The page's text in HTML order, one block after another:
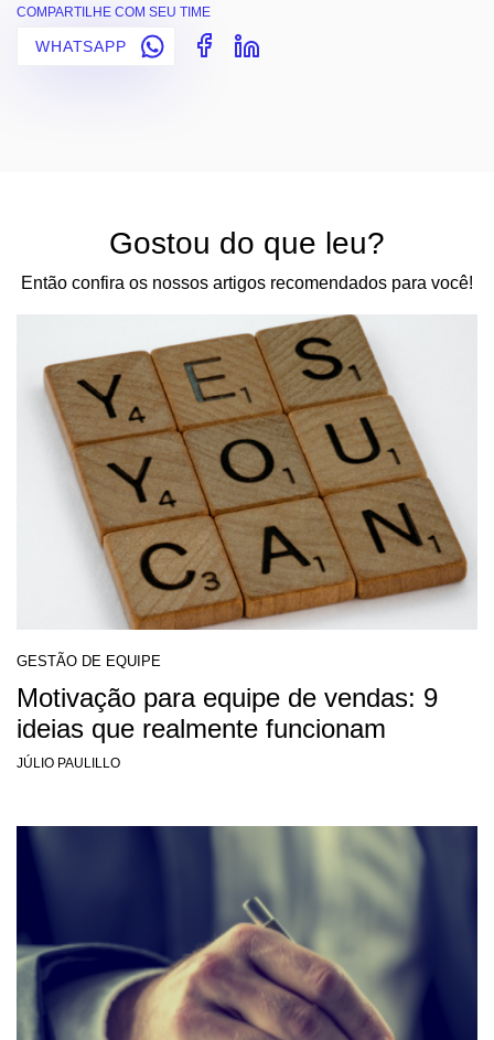
COMPARTILHE COM SEU TIME
WHATSAPP
Gostou do que leu?
Então confira os nossos artigos recomendados para você!
GESTÃO DE EQUIPE
Motivação para equipe de vendas: 9
ideias que realmente funcionam
JÚLIO PAULILLO